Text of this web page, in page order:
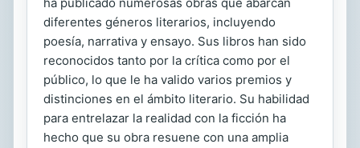
ha publicado numerosas obras que abarcan
diferentes géneros literarios, incluyendo
poesía, narrativa y ensayo. Sus libros han sido
reconocidos tanto por la crítica como por el
público, lo que le ha valido varios premios y
distinciones en el ámbito literario. Su habilidad
para entrelazar la realidad con la ficción ha
hecho que su obra resuene con una amplia